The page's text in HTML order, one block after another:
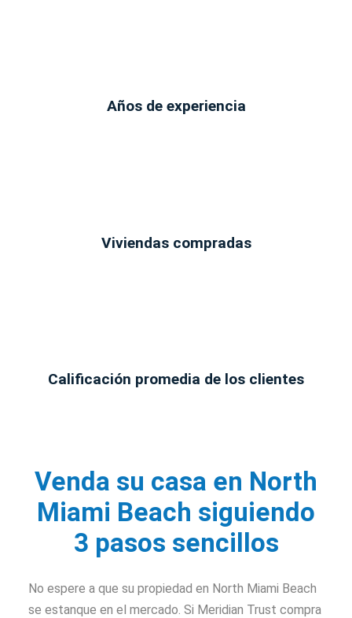
Años de experiencia
Viviendas compradas
Calificación promedia de los clientes
Venda su casa en North
Miami Beach siguiendo
3 pasos sencillos
No espere a que su propiedad en North Miami Beach
se estanque en el mercado. Si Meridian Trust compra